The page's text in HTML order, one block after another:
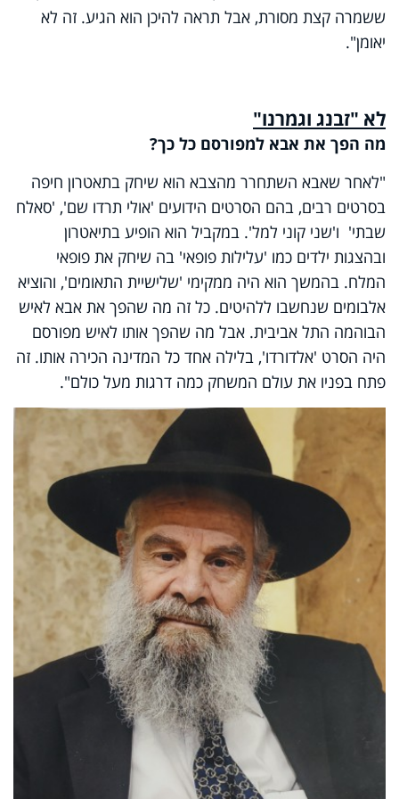
ששמרה קצת מסורת, אבל תראה להיכן הוא הגיע. זה לא
יאומן".
לא "זבנג וגמרנו"
מה הפך את אבא למפורסם כל כך?
"לאחר שאבא השתחרר מהצבא הוא שיחק בתאטרון חיפה
בסרטים רבים, בהם הסרטים הידועים 'אולי תרדו שם', 'סאלח
שבתי' ו'שני קוני למל'. במקביל הוא הופיע בתיאטרון
ובהצגות ילדים כמו 'עלילות פופאי' בה שיחק את פופאי
המלח. בהמשך הוא היה ממקימי 'שלישיית התאומים', והוציא
אלבומים שנחשבו ללהיטים. כל זה מה שהפך את אבא לאיש
הבוהמה התל אביבית. אבל מה שהפך אותו לאיש מפורסם
היה הסרט 'אלדורדו', בלילה אחד כל המדינה הכירה אותו. זה
פתח בפניו את עולם המשחק כמה דרגות מעל כולם".